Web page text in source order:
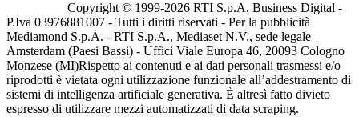
Copyright © 1999-2026 RTI S.p.A. Business Digital -
P.Iva 03976881007 - Tutti i diritti riservati - Per la pubblicità
Mediamond S.p.A. - RTI S.p.A., Mediaset N.V., sede legale
Amsterdam (Paesi Bassi) - Uffici Viale Europa 46, 20093 Cologno
Monzese (MI)Rispetto ai contenuti e ai dati personali trasmessi e/o
riprodotti è vietata ogni utilizzazione funzionale all’addestramento di
sistemi di intelligenza artificiale generativa. È altresì fatto divieto
espresso di utilizzare mezzi automatizzati di data scraping.